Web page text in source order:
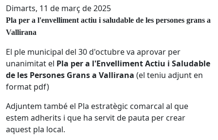
Dimarts, 11 de març de 2025
Pla per a l'envelliment actiu i saludable de les persones grans a
Vallirana
El ple municipal del 30 d'octubre va aprovar per
unanimitat el Pla per a l'Envelliment Actiu i Saludable
de les Persones Grans a Vallirana (el teniu adjunt en
format pdf)
Adjuntem també el Pla estratègic comarcal al que
estem adherits i que ha servit de pauta per crear
aquest pla local.